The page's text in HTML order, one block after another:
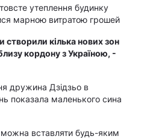
утеплення будинку
марною витратою грошей
створили кілька нових зон
кордону з Україною, -
дружина Дзідзьо в
показала маленького сина
можна вставляти будь-яким